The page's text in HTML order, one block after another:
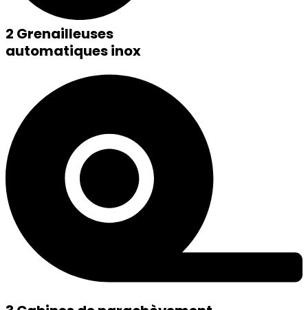
2 Grenailleuses
automatiques inox